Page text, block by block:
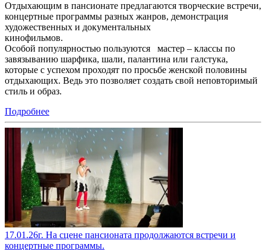
Отдыхающим в пансионате предлагаются творческие встречи,
концертные программы разных жанров, демонстрация
художественных и документальных
кинофильмов.
Особой популярностью пользуются мастер – классы по
завязыванию шарфика, шали, палантина или галстука,
которые с успехом проходят по просьбе женской половины
отдыхающих. Ведь это позволяет создать свой неповторимый
стиль и образ.
Подробнее
17.01.26г. На сцене пансионата продолжаются встречи и
концертные программы.